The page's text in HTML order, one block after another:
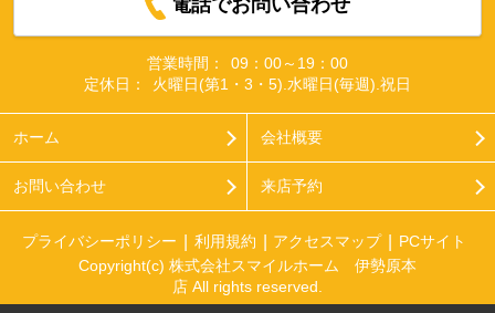
電話でお問い合わせ
営業時間：
09：00～19：00
定休日：
火曜日(第1・3・5).水曜日(毎週).祝日
ホーム 会社概要
お問い合わせ 来店予約
プライバシーポリシー 利用規約 アクセスマップ
PCサイト
Copyright(c) 株式会社スマイルホーム 伊勢原本
店 All rights reserved.